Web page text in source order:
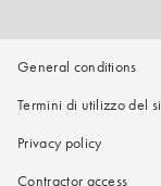
General conditions
Termini di utilizzo del
Privacy policy
Contractor access